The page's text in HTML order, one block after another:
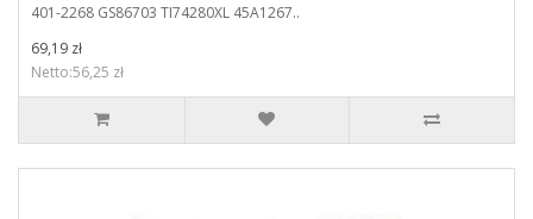
401-2268 GS86703 TI74280XL 45A1267..
69,19 zł
Netto:56,25 zł